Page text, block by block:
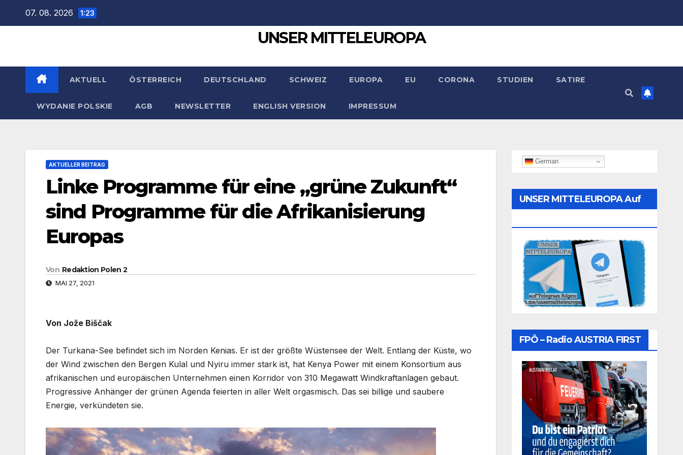
07. 08. 2026 1:23
UNSER MITTELEUROPA
AKTUELL ÖSTERREICH DEUTSCHLAND SCHWEIZ EUROPA EU CORONA STUDIEN SATIRE
WYDANIE POLSKIE AGB NEWSLETTER ENGLISH VERSION IMPRESSUM
AKTUELLER BEITRAG
Linke Programme für eine „grüne Zukunft“
sind Programme für die Afrikanisierung
Europas
Von Redaktion Polen 2
MAI 27, 2021
Von Jože Biščak
Der Turkana-See befindet sich im Norden Kenias. Er ist der größte Wüstensee der Welt. Entlang der Küste, wo
der Wind zwischen den Bergen Kulal und Nyiru immer stark ist, hat Kenya Power mit einem Konsortium aus
afrikanischen und europäischen Unternehmen einen Korridor von 310 Megawatt Windkraftanlagen gebaut.
Progressive Anhänger der grünen Agenda feierten in aller Welt orgasmisch. Das sei billige und saubere
Energie, verkündeten sie.
German
UNSER MITTELEUROPA Auf
FPÖ – Radio AUSTRIA FIRST